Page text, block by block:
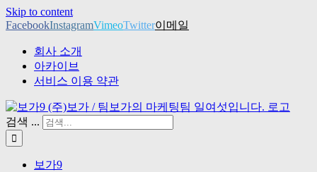
Skip to content
FacebookInstagramVimeoTwitter이메일
회사 소개
아카이브
서비스 이용 약관
검색 ...
보가9